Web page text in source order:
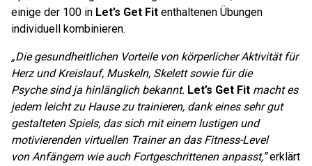
einige der 100 in Let’s Get Fit enthaltenen Übungen
individuell kombinieren.
„Die gesundheitlichen Vorteile von körperlicher Aktivität für
Herz und Kreislauf, Muskeln, Skelett sowie für die
Psyche sind ja hinlänglich bekannt. Let’s Get Fit macht es
jedem leicht zu Hause zu trainieren, dank eines sehr gut
gestalteten Spiels, das sich mit einem lustigen und
motivierenden virtuellen Trainer an das Fitness-Level
von Anfängern wie auch Fortgeschrittenen anpasst,”erklärt